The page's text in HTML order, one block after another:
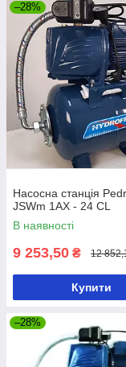
–28%
Насосна станція
JSWm 1AX - 24 CL
В наявності
9 253,50 ₴ 12
Купити
–28%